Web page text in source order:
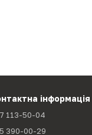
інформація
113-50-04
390-00-29